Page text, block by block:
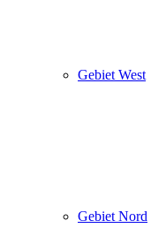
Gebiet West
Gebiet Nord